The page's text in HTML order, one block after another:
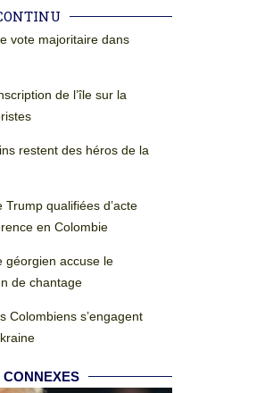
vote majoritaire dans
de l’île sur la
restent des héros de la
qualifiées d’acte
en Colombie
géorgien accuse le
de chantage
Colombiens s’engagent
CONNEXES